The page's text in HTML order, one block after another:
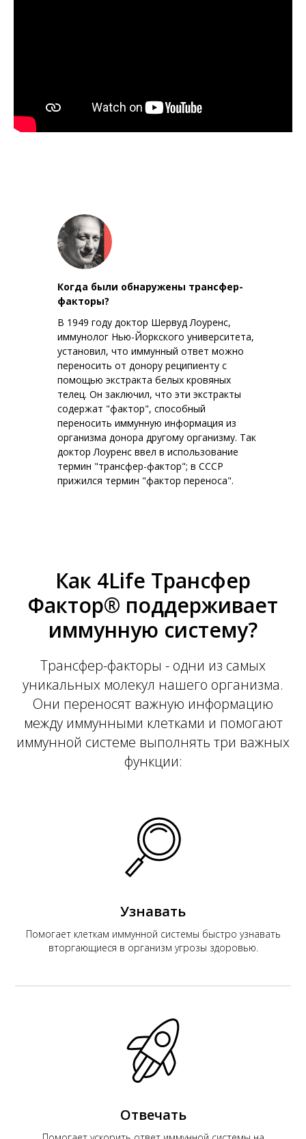
Когда были обнаружены трансфер-
факторы?
В 1949 году доктор Шервуд Лоуренс,
иммунолог Нью-Йоркского университета,
установил, что иммунный ответ можно
переносить от донору реципиенту с
помощью экстракта белых кровяных
телец. Он заключил, что эти экстракты
содержат "фактор", способный
переносить иммунную информация из
организма донора другому организму. Так
доктор Лоуренс ввел в использование
термин "трансфер-фактор"; в СССР
прижился термин "фактор переноса".
Как 4Life Трансфер
Фактор® поддерживает
иммунную систему?
Трансфер-факторы - одни из самых
уникальных молекул нашего организма.
Они переносят важную информацию
между иммунными клетками и помогают
иммунной системе выполнять три важных
функции:
Узнавать
Помогает клеткам иммунной системы быстро узнавать
вторгающиеся в организм угрозы здоровью.
Отвечать